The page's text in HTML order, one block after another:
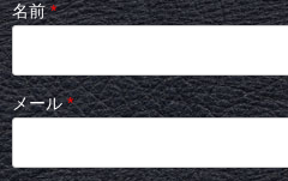
名前*
メール*